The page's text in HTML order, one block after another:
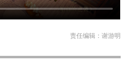
责任编辑： 谢游明